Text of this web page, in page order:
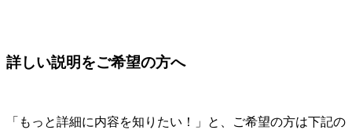
詳しい説明をご希望の方へ
「もっと詳細に内容を知りたい！」と、ご希望の方は下記の